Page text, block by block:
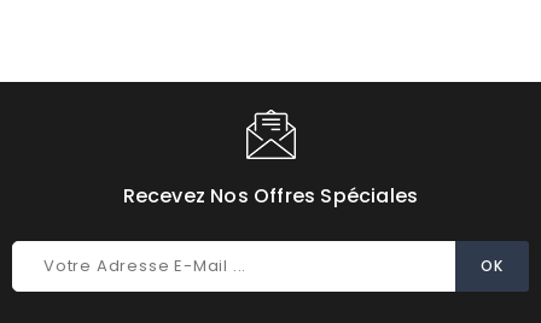
Recevez Nos Offres Spéciales